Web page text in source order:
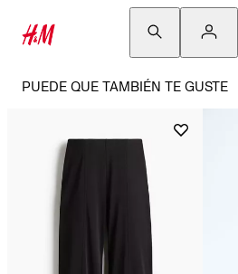
PUEDE QUE TAMBIÉN TE GUSTE